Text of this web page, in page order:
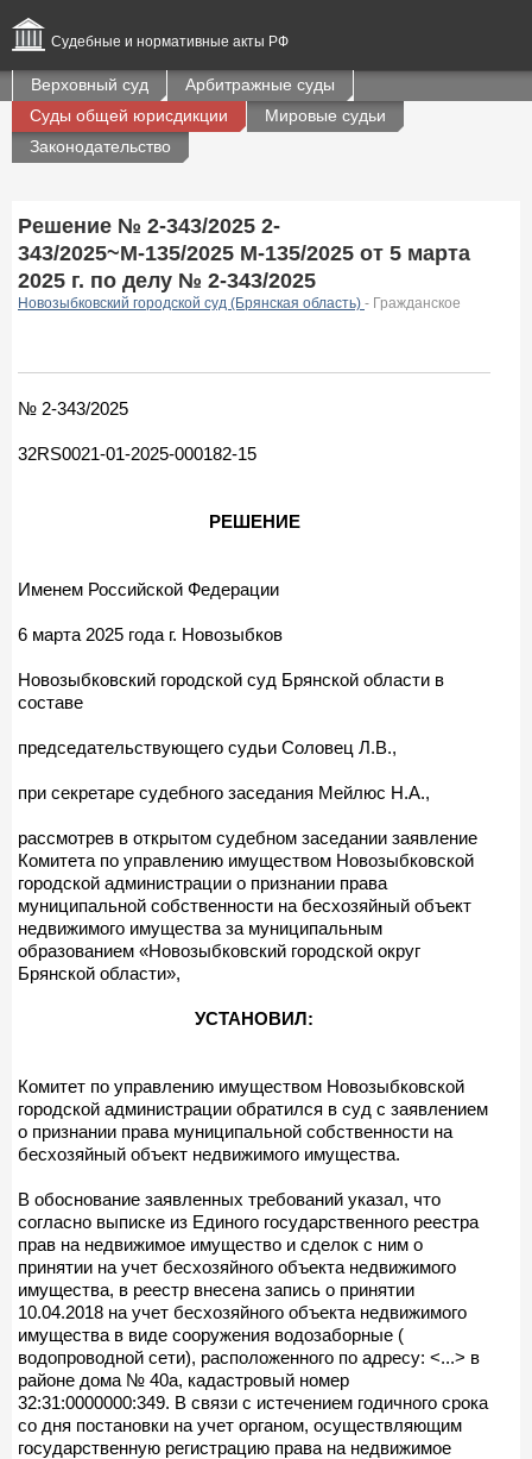
Судебные и нормативные акты РФ
Верховный суд
Арбитражные суды
Суды общей юрисдикции
Мировые судьи
Законодательство
Решение № 2-343/2025 2-
343/2025~М-135/2025 М-135/2025 от 5 марта
2025 г. по делу № 2-343/2025
Новозыбковский городской суд (Брянская область) - Гражданское
№ 2-343/2025
32RS0021-01-2025-000182-15
РЕШЕНИЕ
Именем Российской Федерации
6 марта 2025 года г. Новозыбков
Новозыбковский городской суд Брянской области в
составе
председательствующего судьи Соловец Л.В.,
при секретаре судебного заседания Мейлюс Н.А.,
рассмотрев в открытом судебном заседании заявление
Комитета по управлению имуществом Новозыбковской
городской администрации о признании права
муниципальной собственности на бесхозяйный объект
недвижимого имущества за муниципальным
образованием «Новозыбковский городской округ
Брянской области»,
УСТАНОВИЛ:
Комитет по управлению имуществом Новозыбковской
городской администрации обратился в суд с заявлением
о признании права муниципальной собственности на
бесхозяйный объект недвижимого имущества.
В обоснование заявленных требований указал, что
согласно выписке из Единого государственного реестра
прав на недвижимое имущество и сделок с ним о
принятии на учет бесхозяйного объекта недвижимого
имущества, в реестр внесена запись о принятии
10.04.2018 на учет бесхозяйного объекта недвижимого
имущества в виде сооружения водозаборные (
водопроводной сети), расположенного по адресу: <...> в
районе дома № 40а, кадастровый номер
32:31:0000000:349. В связи с истечением годичного срока
со дня постановки на учет органом, осуществляющим
государственную регистрацию права на недвижимое